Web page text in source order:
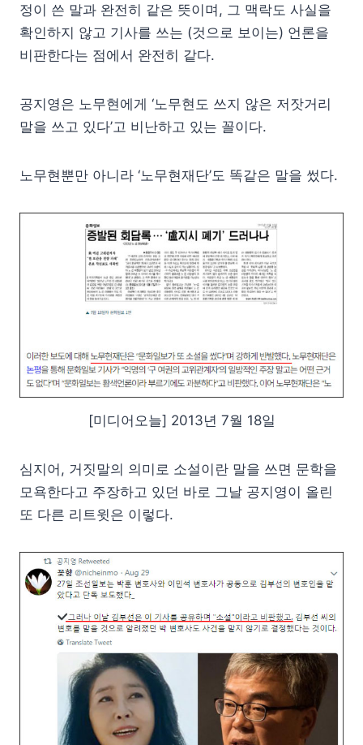
정이 쓴 말과 완전히 같은 뜻이며, 그 맥락도 사실을
확인하지 않고 기사를 쓰는 (것으로 보이는) 언론을
비판한다는 점에서 완전히 같다.
공지영은 노무현에게 ‘노무현도 쓰지 않은 저잣거리
말을 쓰고 있다’고 비난하고 있는 꼴이다.
노무현뿐만 아니라 ‘노무현재단’도 똑같은 말을 썼다.
[미디어오늘] 2013년 7월 18일
심지어, 거짓말의 의미로 소설이란 말을 쓰면 문학을
모욕한다고 주장하고 있던 바로 그날 공지영이 올린
또 다른 리트윗은 이렇다.